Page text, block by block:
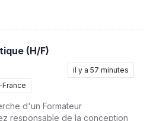
(H/F)
il y a 57 minutes
d'un Formateur
responsable de la conception